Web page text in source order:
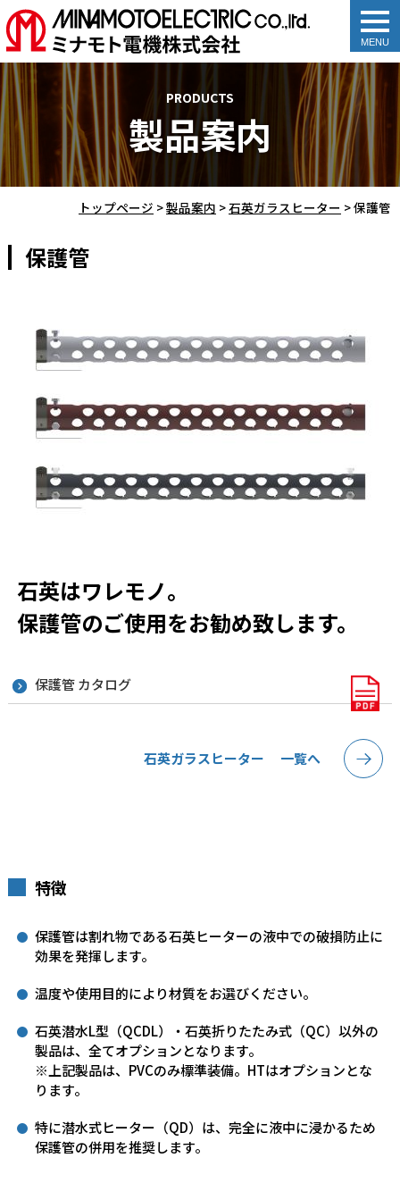
PRODUCTS
製品案内
トップページ >製品案内 >石英ガラスヒーター >保護管
保護管
石英はワレモノ。
保護管のご使用をお勧め致します。
保護管 カタログ
石英ガラスヒーター 一覧へ
特徴
保護管は割れ物である石英ヒーターの液中での破損防止に
効果を発揮します。
温度や使用目的により材質をお選びください。
石英潜水L型（QCDL）・石英折りたたみ式（QC）以外の
製品は、全てオプションとなります。
※上記製品は、PVCのみ標準装備。HTはオプションとな
ります。
特に潜水式ヒーター（QD）は、完全に液中に浸かるため
保護管の併用を推奨します。